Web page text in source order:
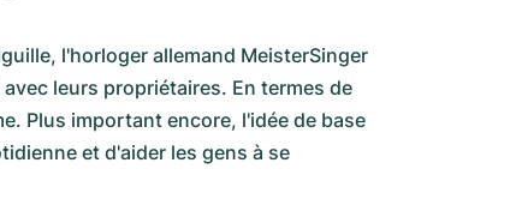
l'horloger allemand MeisterSinger
leurs propriétaires. En termes de
Plus important encore, l'idée de base
et d'aider les gens à se